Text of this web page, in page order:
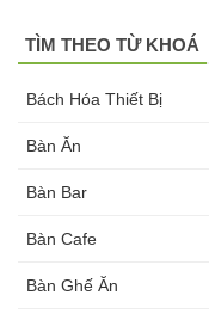
TÌM THEO TỪ KHOÁ
Bách Hóa Thiết Bị
Bàn Ăn
Bàn Bar
Bàn Cafe
Bàn Ghế Ăn